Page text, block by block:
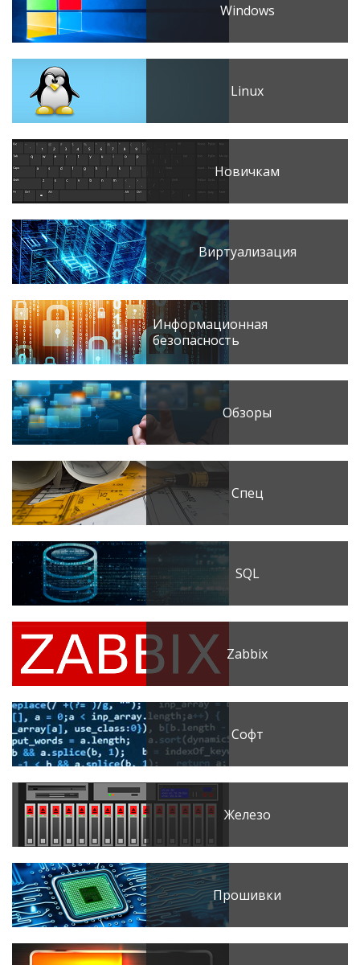
Windows
Linux
Новичкам
Виртуализация
Информационная
безопасность
Обзоры
Спец
SQL
Zabbix
Софт
Железо
Прошивки